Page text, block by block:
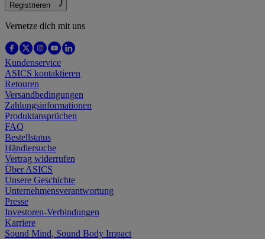
Registrieren
Vernetze dich mit uns
Kundenservice
ASICS kontaktieren
Retouren
Versandbedingungen
Zahlungsinformationen
Produktansprüchen
FAQ
Bestellstatus
Händlersuche
Vertrag widerrufen
Über ASICS
Unsere Geschichte
Unternehmensverantwortung
Presse
Investoren-Verbindungen
Karriere
Sound Mind, Sound Body Impact